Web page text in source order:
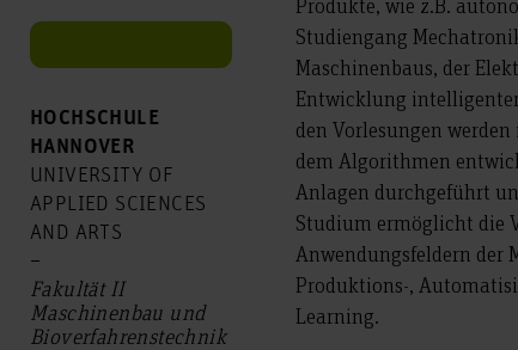
HOCHSCHULE
HANNOVER
UNIVERSITY OF
APPLIED SCIENCES
AND ARTS
–
Fakultät II
Maschinenbau und
Bio­verfahrens­technik
Studiengang
Maschinenbaus, der
Entwicklung
den Vorlesungen
dem Algorithmen
Anlagen durchgeführt
Studium ermöglicht die
Anwendungsfeldern der
Produktions-,
Learning.